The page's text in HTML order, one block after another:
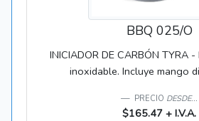
BBQ 025/O
INICIADOR DE CARBÓN TYRA
inoxidable. Incluye mango
PRECIO DESDE...
$165.47 + I.V.A.